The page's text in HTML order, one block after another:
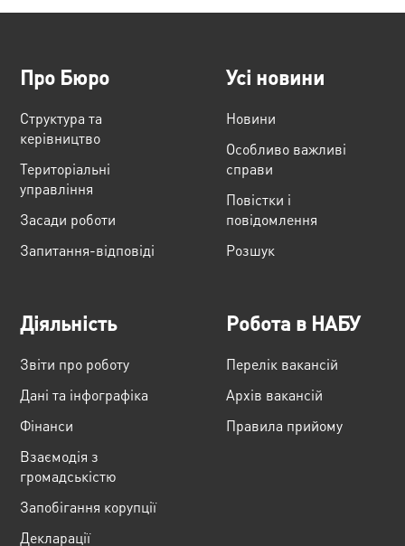
Про Бюро
Структура та
керівництво
Територіальні
управління
Засади роботи
Запитання-відповіді
Усі новини
Новини
Особливо важливі
справи
Повістки і
повідомлення
Розшук
Діяльність
Звіти про роботу
Дані та інфографіка
Фінанси
Взаємодія з
громадськістю
Запобігання корупції
Декларації
Робота в НАБУ
Перелік вакансій
Архів вакансій
Правила прийому